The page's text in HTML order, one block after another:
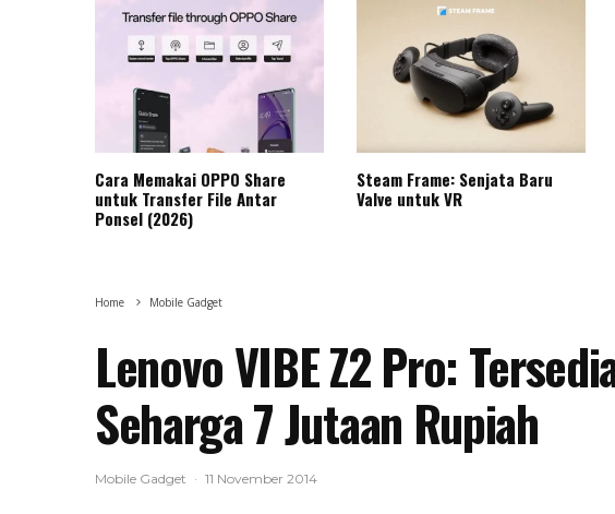
Cara Memakai OPPO Share
untuk Transfer File Antar
Ponsel (2026)
Steam Frame: Senjata Baru
Valve untuk VR
Home Mobile Gadget
Lenovo VIBE Z2 Pro:
Seharga 7 Jutaan Rupiah
Mobile Gadget · 11 November 2014